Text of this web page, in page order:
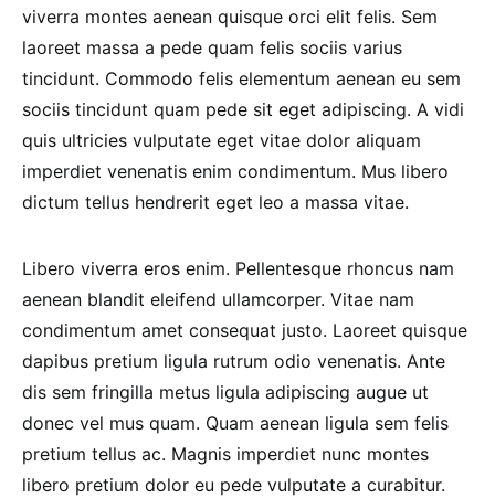
viverra montes aenean quisque orci elit felis. Sem
laoreet massa a pede quam felis sociis varius
tincidunt. Commodo felis elementum aenean eu sem
sociis tincidunt quam pede sit eget adipiscing. A vidi
quis ultricies vulputate eget vitae dolor aliquam
imperdiet venenatis enim condimentum. Mus libero
dictum tellus hendrerit eget leo a massa vitae.
Libero viverra eros enim. Pellentesque rhoncus nam
aenean blandit eleifend ullamcorper. Vitae nam
condimentum amet consequat justo. Laoreet quisque
dapibus pretium ligula rutrum odio venenatis. Ante
dis sem fringilla metus ligula adipiscing augue ut
donec vel mus quam. Quam aenean ligula sem felis
pretium tellus ac. Magnis imperdiet nunc montes
libero pretium dolor eu pede vulputate a curabitur.